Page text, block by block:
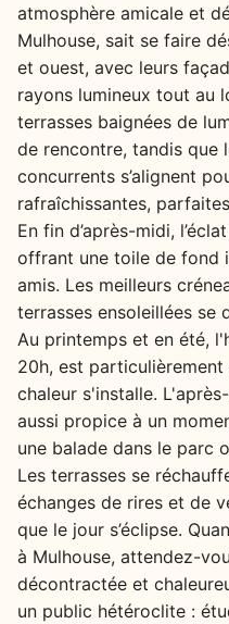
atmosphère amicale et
Mulhouse, sait se faire
et ouest, avec leurs
rayons lumineux tout au
terrasses baignées de
de rencontre, tandis que
concurrents s’alignent
rafraîchissantes,
En fin d’après-midi,
offrant une toile de fond
amis. Les meilleurs
terrasses ensoleillées se
Au printemps et en été,
20h, est
chaleur s'installe.
aussi propice à un
une balade dans le parc
Les terrasses se
échanges de rires et de
que le jour s’éclipse.
à Mulhouse, attendez-
décontractée et
un public hétéroclite :